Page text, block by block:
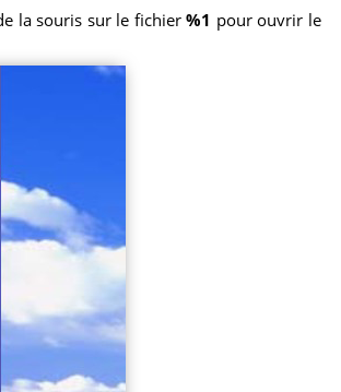
la souris sur le fichier%1 pour ouvrir le